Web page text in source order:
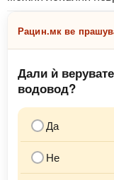
Рацин.мк ве
Дали ѝ
водовод?
Да
Не